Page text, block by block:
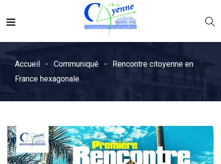
Accueil Communiqué
Rencontre citoyenne en
France hexagonale